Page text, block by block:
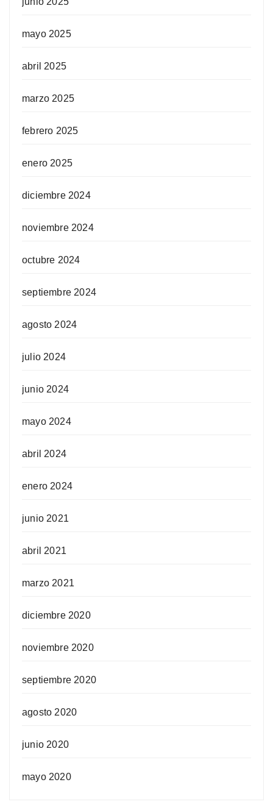
mayo 2025
abril 2025
marzo 2025
febrero 2025
enero 2025
diciembre 2024
noviembre 2024
octubre 2024
septiembre 2024
agosto 2024
julio 2024
junio 2024
mayo 2024
abril 2024
enero 2024
junio 2021
abril 2021
marzo 2021
diciembre 2020
noviembre 2020
septiembre 2020
agosto 2020
junio 2020
mayo 2020